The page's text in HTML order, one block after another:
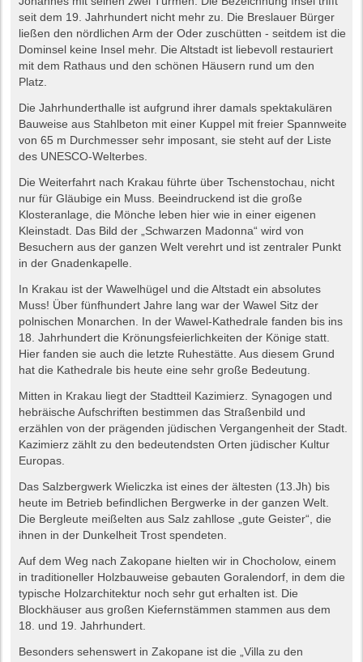
seit dem 19. Jahrhundert nicht mehr zu. Die Breslauer Bürger
ließen den nördlichen Arm der Oder zuschütten - seitdem ist die
Dominsel keine Insel mehr. Die Altstadt ist liebevoll restauriert
mit dem Rathaus und den schönen Häusern rund um den
Platz.
Die Jahrhunderthalle ist aufgrund ihrer damals spektakulären
Bauweise aus Stahlbeton mit einer Kuppel mit freier Spannweite
von 65 m Durchmesser sehr imposant, sie steht auf der Liste
des UNESCO-Welterbes.
Die Weiterfahrt nach Krakau führte über Tschenstochau, nicht
nur für Gläubige ein Muss. Beeindruckend ist die große
Klosteranlage, die Mönche leben hier wie in einer eigenen
Kleinstadt. Das Bild der „Schwarzen Madonna“ wird von
Besuchern aus der ganzen Welt verehrt und ist zentraler Punkt
in der Gnadenkapelle.
In Krakau ist der Wawelhügel und die Altstadt ein absolutes
Muss! Über fünfhundert Jahre lang war der Wawel Sitz der
polnischen Monarchen. In der Wawel-Kathedrale fanden bis ins
18. Jahrhundert die Krönungsfeierlichkeiten der Könige statt.
Hier fanden sie auch die letzte Ruhestätte. Aus diesem Grund
hat die Kathedrale bis heute eine sehr große Bedeutung.
Mitten in Krakau liegt der Stadtteil Kazimierz. Synagogen und
hebräische Aufschriften bestimmen das Straßenbild und
erzählen von der prägenden jüdischen Vergangenheit der Stadt.
Kazimierz zählt zu den bedeutendsten Orten jüdischer Kultur
Europas.
Das Salzbergwerk Wieliczka ist eines der ältesten (13.Jh) bis
heute im Betrieb befindlichen Bergwerke in der ganzen Welt.
Die Bergleute meißelten aus Salz zahllose „gute Geister“, die
ihnen in der Dunkelheit Trost spendeten.
Auf dem Weg nach Zakopane hielten wir in Chocholow, einem
in traditioneller Holzbauweise gebauten Goralendorf, in dem die
typische Holzarchitektur noch sehr gut erhalten ist. Die
Blockhäuser aus großen Kiefernstämmen stammen aus dem
18. und 19. Jahrhundert.
Besonders sehenswert in Zakopane ist die „Villa zu den